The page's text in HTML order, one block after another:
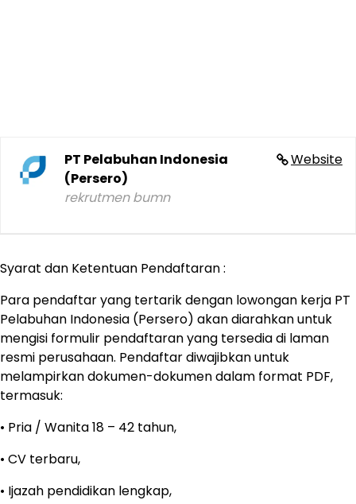
Website
PT Pelabuhan Indonesia
(Persero)
rekrutmen bumn
Syarat dan Ketentuan Pendaftaran :
Para pendaftar yang tertarik dengan lowongan kerja PT
Pelabuhan Indonesia (Persero) akan diarahkan untuk
mengisi formulir pendaftaran yang tersedia di laman
resmi perusahaan. Pendaftar diwajibkan untuk
melampirkan dokumen-dokumen dalam format PDF,
termasuk:
• Pria / Wanita 18 – 42 tahun,
• CV terbaru,
• Ijazah pendidikan lengkap,